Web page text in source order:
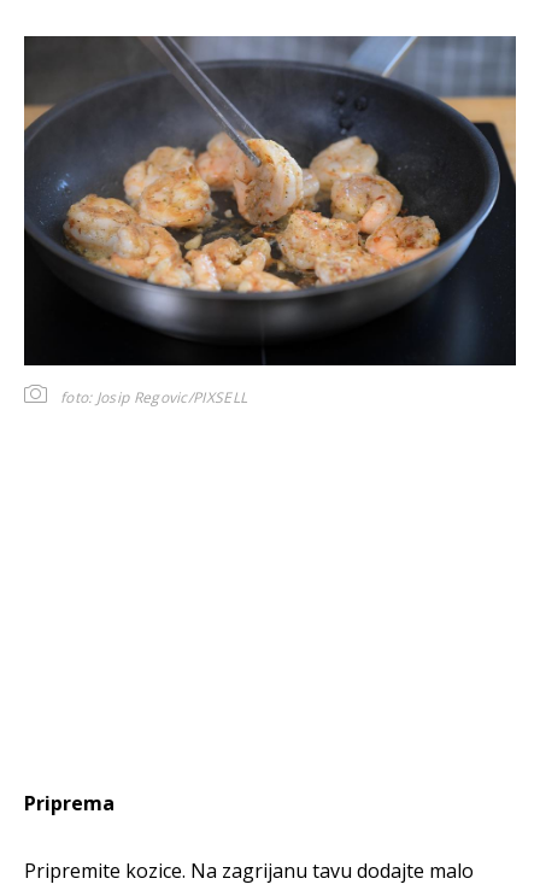
foto: Josip Regovic/PIXSELL
Priprema
Pripremite kozice. Na zagrijanu tavu dodajte malo